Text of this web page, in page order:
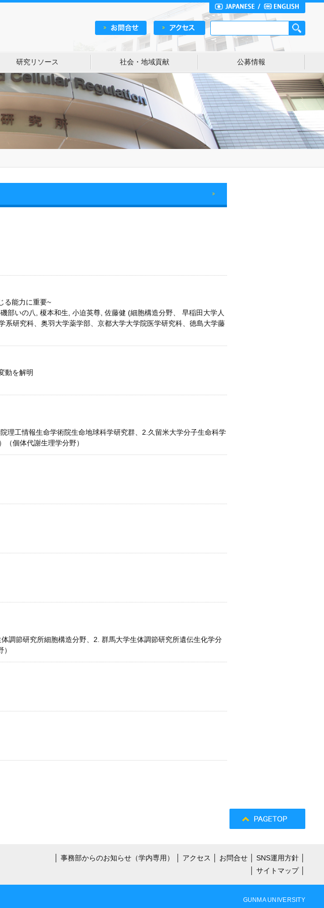
研究リソース 社会・地域貢献 公募情報
る能力に重要~
部いの八, 榎本和生, 小迫英尊, 佐藤健 (細胞構造分野、 早稲田大学人
研究科、奥羽大学薬学部、京都大学大学院医学研究科、徳島大学藤
動を解明
理工情報生命学術院生命地球科学研究群、2.久留米大学分子生命科学
個体代謝生理学分野）
調節研究所細胞構造分野、2. 群馬大学生体調節研究所遺伝生化学分
事務部からのお知らせ（学内専用） アクセス お問合せ SNS運用方針
サイトマップ
GUNMA UNIVERSITY